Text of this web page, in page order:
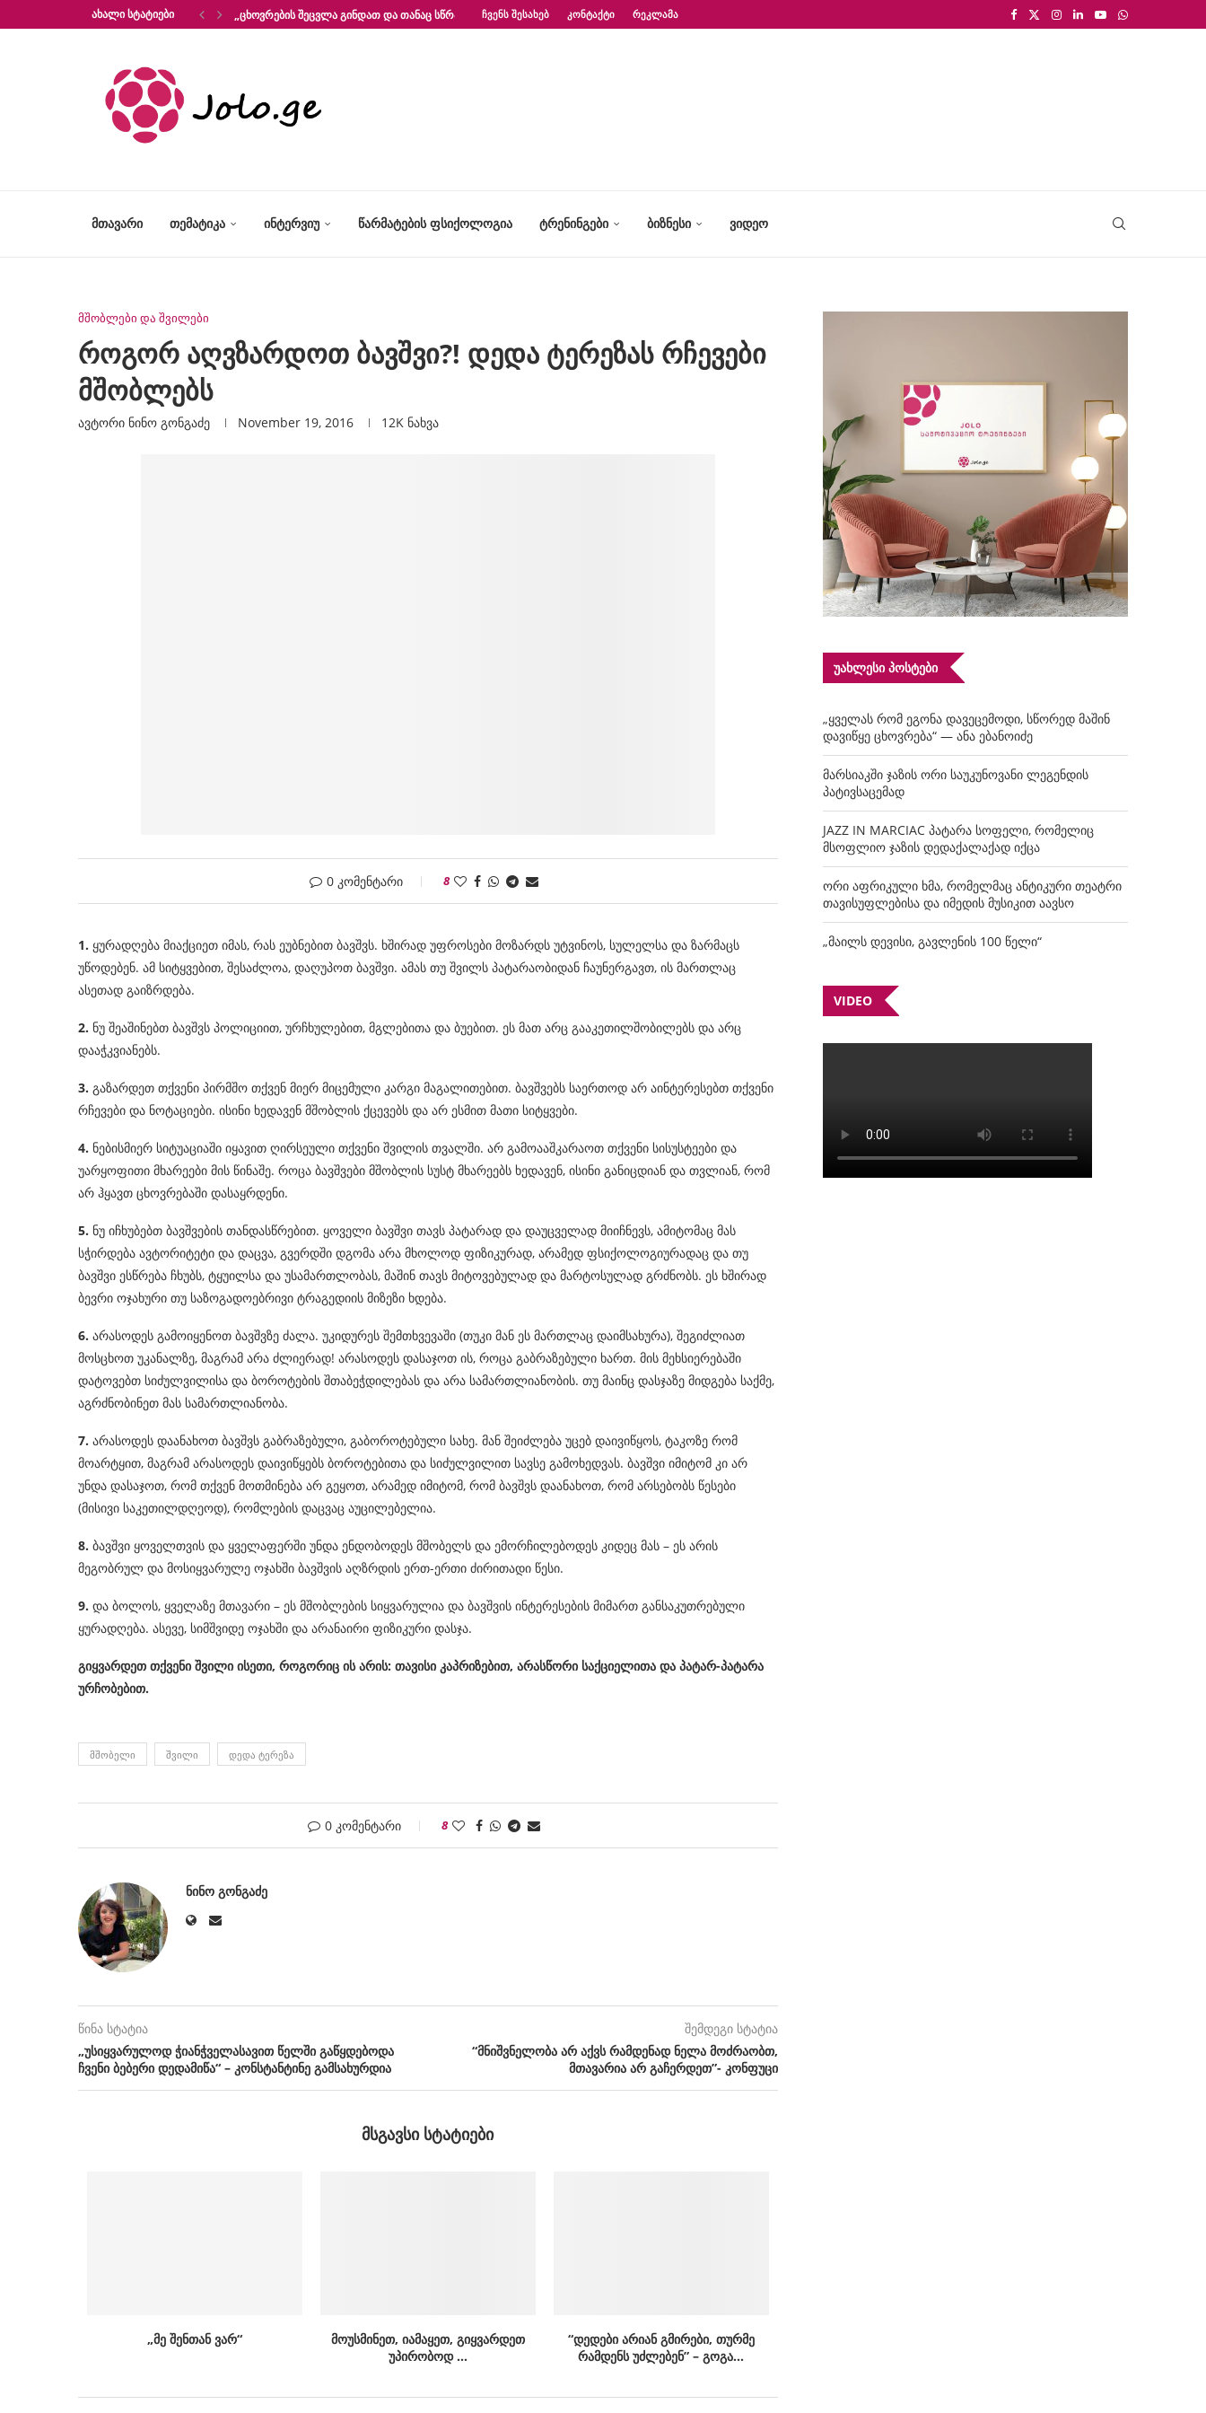
ᲐᲮᲐᲚᲘ ᲡᲢᲐᲢᲘᲔᲑᲘ „ᲪᲮᲝᲕᲠᲔᲑᲘᲡ ᲨᲔᲪᲕᲚᲐ ᲒᲘᲜᲓᲐᲗ ᲓᲐ ᲗᲐᲜᲐᲪ ᲡᲬᲠᲐᲤᲐᲓ?“ – ᲤᲡᲘᲥᲝᲚᲝᲒᲘᲡ...
ᲩᲕᲔᲜᲡ ᲨᲔᲡᲐᲮᲔᲑ ᲙᲝᲜᲢᲐᲥᲢᲘ ᲠᲔᲙᲚᲐᲛᲐ
ᲛᲗᲐᲕᲐᲠᲘ ᲗᲔᲛᲐᲢᲘᲙᲐ ᲘᲜᲢᲔᲠᲕᲘᲣ ᲬᲐᲠᲛᲐᲢᲔᲑᲘᲡ ᲤᲡᲘᲥᲝᲚᲝᲒᲘᲐ ᲢᲠᲔᲜᲘᲜᲒᲔᲑᲘ ᲑᲘᲖᲜᲔᲡᲘ ᲕᲘᲓᲔᲝ
მშობლები და შვილები
როგორ აღვზარდოთ ბავშვი?! დედა ტერეზას რჩევები
მშობლებს
ავტორი Ნინო Გონგაძე November 19, 2016 12K ნახვა
0 კომენტარი 8
1. ყურადღება მიაქციეთ იმას, რას ეუბნებით ბავშვს. ხშირად უფროსები მოზარდს უტვინოს, სულელსა და ზარმაცს
უწოდებენ. ამ სიტყვებით, შესაძლოა, დაღუპოთ ბავშვი. ამას თუ შვილს პატარაობიდან ჩაუნერგავთ, ის მართლაც
ასეთად გაიზრდება.
2. ნუ შეაშინებთ ბავშვს პოლიციით, ურჩხულებით, მგლებითა და ბუებით. ეს მათ არც გააკეთილშობილებს და არც
დააჭკვიანებს.
3. გაზარდეთ თქვენი პირმშო თქვენ მიერ მიცემული კარგი მაგალითებით. ბავშვებს საერთოდ არ აინტერესებთ თქვენი
რჩევები და ნოტაციები. ისინი ხედავენ მშობლის ქცევებს და არ ესმით მათი სიტყვები.
4. ნებისმიერ სიტუაციაში იყავით ღირსეული თქვენი შვილის თვალში. არ გამოააშკარაოთ თქვენი სისუსტეები და
უარყოფითი მხარეები მის წინაშე. როცა ბავშვები მშობლის სუსტ მხარეებს ხედავენ, ისინი განიცდიან და თვლიან, რომ
არ ჰყავთ ცხოვრებაში დასაყრდენი.
5. ნუ იჩხუბებთ ბავშვების თანდასწრებით. ყოველი ბავშვი თავს პატარად და დაუცველად მიიჩნევს, ამიტომაც მას
სჭირდება ავტორიტეტი და დაცვა, გვერდში დგომა არა მხოლოდ ფიზიკურად, არამედ ფსიქოლოგიურადაც და თუ
ბავშვი ესწრება ჩხუბს, ტყუილსა და უსამართლობას, მაშინ თავს მიტოვებულად და მარტოსულად გრძნობს. ეს ხშირად
ბევრი ოჯახური თუ საზოგადოებრივი ტრაგედიის მიზეზი ხდება.
6. არასოდეს გამოიყენოთ ბავშვზე ძალა. უკიდურეს შემთხვევაში (თუკი მან ეს მართლაც დაიმსახურა), შეგიძლიათ
მოსცხოთ უკანალზე, მაგრამ არა ძლიერად! არასოდეს დასაჯოთ ის, როცა გაბრაზებული ხართ. მის მეხსიერებაში
დატოვებთ სიძულვილისა და ბოროტების შთაბეჭდილებას და არა სამართლიანობის. თუ მაინც დასჯაზე მიდგება საქმე,
აგრძნობინეთ მას სამართლიანობა.
7. არასოდეს დაანახოთ ბავშვს გაბრაზებული, გაბოროტებული სახე. მან შეიძლება უცებ დაივიწყოს, ტაკოზე რომ
მოარტყით, მაგრამ არასოდეს დაივიწყებს ბოროტებითა და სიძულვილით სავსე გამოხედვას. ბავშვი იმიტომ კი არ
უნდა დასაჯოთ, რომ თქვენ მოთმინება არ გეყოთ, არამედ იმიტომ, რომ ბავშვს დაანახოთ, რომ არსებობს წესები
(მისივი საკეთილდღეოდ), რომლების დაცვაც აუცილებელია.
8. ბავშვი ყოველთვის და ყველაფერში უნდა ენდობოდეს მშობელს და ემორჩილებოდეს კიდეც მას – ეს არის
მეგობრულ და მოსიყვარულე ოჯახში ბავშვის აღზრდის ერთ-ერთი ძირითადი წესი.
9. და ბოლოს, ყველაზე მთავარი – ეს მშობლების სიყვარულია და ბავშვის ინტერესების მიმართ განსაკუთრებული
ყურადღება. ასევე, სიმშვიდე ოჯახში და არანაირი ფიზიკური დასჯა.
გიყვარდეთ თქვენი შვილი ისეთი, როგორიც ის არის: თავისი კაპრიზებით, არასწორი საქციელითა და პატარ-პატარა
ურჩობებით.
ᲛᲨᲝᲑᲔᲚᲘ ᲨᲕᲘᲚᲘ ᲓᲔᲓᲐ ᲢᲔᲠᲔᲖᲐ
0 კომენტარი 8
ᲜᲘᲜᲝ ᲒᲝᲜᲒᲐᲫᲔ
წინა სტატია
„უსიყვარულოდ ჭიანჭველასავით წელში გაწყდებოდა
ჩვენი ბებერი დედამიწა“ – კონსტანტინე გამსახურდია
შემდეგი სტატია
“მნიშვნელობა არ აქვს რამდენად ნელა მოძრაობთ,
მთავარია არ გაჩერდეთ”- კონფუცი
ᲛᲡᲒᲐᲕᲡᲘ ᲡᲢᲐᲢᲘᲔᲑᲘ
„მე შენთან ვარ“
მოუსმინეთ, იამაყეთ, გიყვარდეთ
უპირობოდ …
“დედები არიან გმირები, თურმე
რამდენს უძლებენ” – გოგა...
ᲣᲐᲮᲚᲔᲡᲘ ᲞᲝᲡᲢᲔᲑᲘ
„ყველას რომ ეგონა დავეცემოდი, სწორედ მაშინ
დავიწყე ცხოვრება“ — ანა ებანოიძე
მარსიაკში ჯაზის ორი საუკუნოვანი ლეგენდის
პატივსაცემად
JAZZ IN MARCIAC პატარა სოფელი, რომელიც
მსოფლიო ჯაზის დედაქალაქად იქცა
ორი აფრიკული ხმა, რომელმაც ანტიკური თეატრი
თავისუფლებისა და იმედის მუსიკით აავსო
„მაილს დევისი, გავლენის 100 წელი“
VIDEO